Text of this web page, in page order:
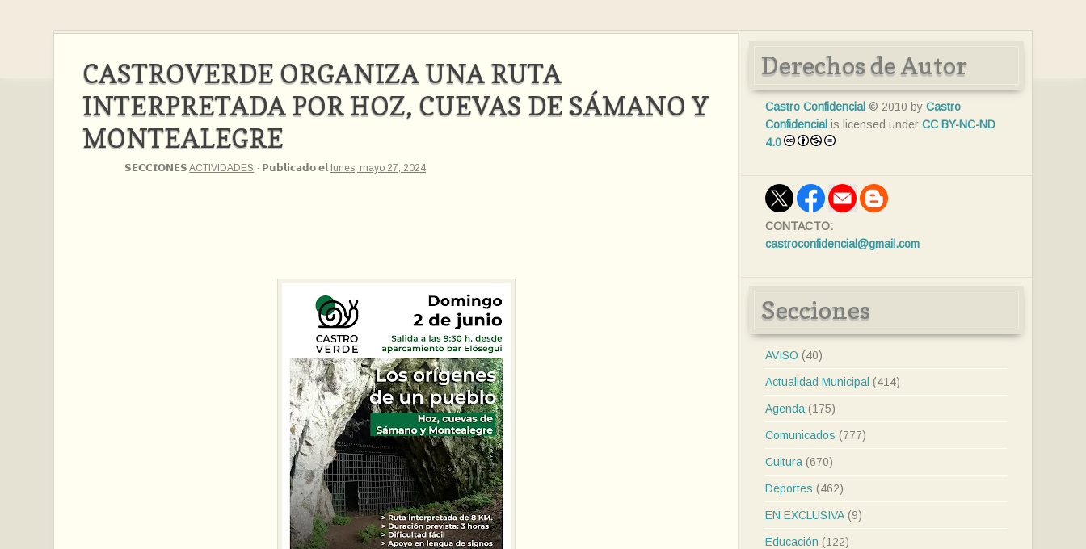
CASTROVERDE ORGANIZA UNA RUTA
INTERPRETADA POR HOZ, CUEVAS DE SÁMANO Y
MONTEALEGRE
𝗦𝗘𝗖𝗖𝗜𝗢𝗡𝗘𝗦ACTIVIDADES · 𝗣𝘂𝗯𝗹𝗶𝗰𝗮𝗱𝗼 𝗲𝗹 lunes, mayo 27, 2024
Derechos de Autor
Castro Confidencial © 2010 by Castro
Confidencial is licensed under CC BY-NC-ND
4.0
CONTACTO:
castroconfidencial@gmail.com
Secciones
AVISO (40)
Actualidad Municipal (414)
Agenda (175)
Comunicados (777)
Cultura (670)
Deportes (462)
EN EXCLUSIVA (9)
Educación (122)